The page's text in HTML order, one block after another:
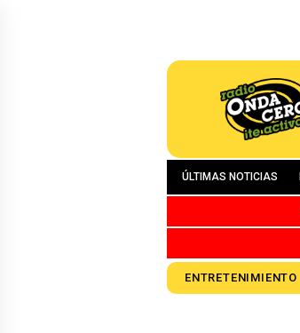
ÚLTIMAS NOTICIAS
ENTRETENIMIENTO